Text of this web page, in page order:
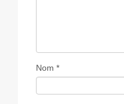
Nom *